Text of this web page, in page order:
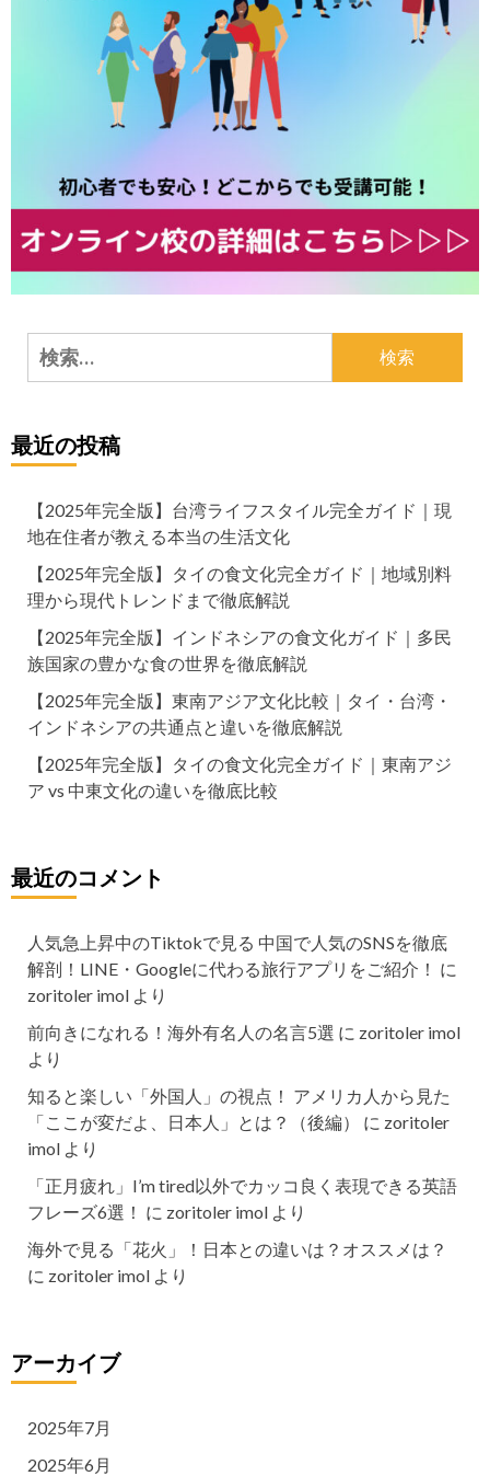
検
索:
最近の投稿
【2025年完全版】台湾ライフスタイル完全ガイド｜現
地在住者が教える本当の生活文化
【2025年完全版】タイの食文化完全ガイド｜地域別料
理から現代トレンドまで徹底解説
【2025年完全版】インドネシアの食文化ガイド｜多民
族国家の豊かな食の世界を徹底解説
【2025年完全版】東南アジア文化比較｜タイ・台湾・
インドネシアの共通点と違いを徹底解説
【2025年完全版】タイの食文化完全ガイド｜東南アジ
ア vs 中東文化の違いを徹底比較
最近のコメント
人気急上昇中のTiktokで見る 中国で人気のSNSを徹底
解剖！LINE・Googleに代わる旅行アプリをご紹介！ に
zoritoler imol より
前向きになれる！海外有名人の名言5選 に zoritoler imol
より
知ると楽しい「外国人」の視点！ アメリカ人から見た
「ここが変だよ、日本人」とは？（後編）
に zoritoler
imol より
「正月疲れ」I’m tired以外でカッコ良く表現できる英語
フレーズ6選！ に zoritoler imol より
海外で見る「花火」！日本との違いは？オススメは？
に zoritoler imol より
アーカイブ
2025年7月
2025年6月